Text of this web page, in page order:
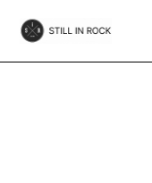
the